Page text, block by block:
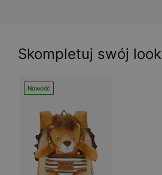
Skompletuj swój look
Nowość